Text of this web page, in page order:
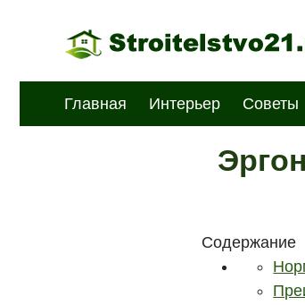
Главная Интерьер Советы
Содержание